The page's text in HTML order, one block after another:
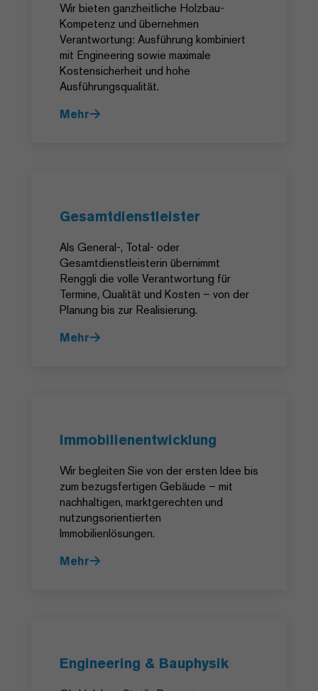
Wir bieten ganzheitliche Holzbau-
Kompetenz und übernehmen
Verantwortung: Ausführung kombiniert
mit Engineering sowie maximale
Kostensicherheit und hohe
Ausführungsqualität.
Mehr
Gesamtdienstleister
Als General-, Total- oder
Gesamtdienstleisterin übernimmt
Renggli die volle Verantwortung für
Termine, Qualität und Kosten – von der
Planung bis zur Realisierung.
Mehr
Immobilien­entwicklung
Wir begleiten Sie von der ersten Idee bis
zum bezugsfertigen Gebäude – mit
nachhaltigen, marktgerechten und
nutzungsorientierten
Immobilienlösungen.
Mehr
Engineering & Bauphysik